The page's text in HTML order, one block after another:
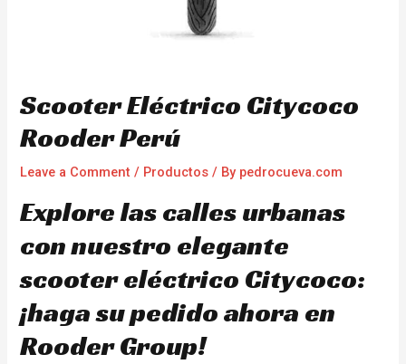
Scooter Eléctrico Citycoco
Rooder Perú
Leave a Comment / Productos / By pedrocueva.com
Explore las calles urbanas
con nuestro elegante
scooter eléctrico Citycoco:
¡haga su pedido ahora en
Rooder Group!